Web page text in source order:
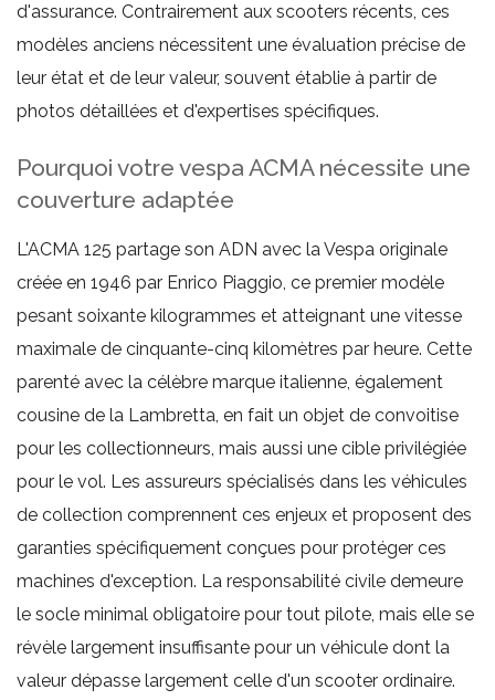
d'assurance. Contrairement aux scooters récents, ces
modèles anciens nécessitent une évaluation précise de
leur état et de leur valeur, souvent établie à partir de
photos détaillées et d'expertises spécifiques.
Pourquoi votre vespa ACMA nécessite une
couverture adaptée
L'ACMA 125 partage son ADN avec la Vespa originale
créée en 1946 par Enrico Piaggio, ce premier modèle
pesant soixante kilogrammes et atteignant une vitesse
maximale de cinquante-cinq kilomètres par heure. Cette
parenté avec la célèbre marque italienne, également
cousine de la Lambretta, en fait un objet de convoitise
pour les collectionneurs, mais aussi une cible privilégiée
pour le vol. Les assureurs spécialisés dans les véhicules
de collection comprennent ces enjeux et proposent des
garanties spécifiquement conçues pour protéger ces
machines d'exception. La responsabilité civile demeure
le socle minimal obligatoire pour tout pilote, mais elle se
révèle largement insuffisante pour un véhicule dont la
valeur dépasse largement celle d'un scooter ordinaire.